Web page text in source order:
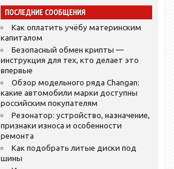
ПОСЛЕДНИЕ СООБЩЕНИЯ
Как оплатить учёбу материнским
капиталом
Безопасный обмен крипты —
инструкция для тех, кто делает это
впервые
Обзор модельного ряда Changan:
какие автомобили марки доступны
российским покупателям
Резонатор: устройство, назначение,
признаки износа и особенности
ремонта
Как подобрать литые диски под
шины